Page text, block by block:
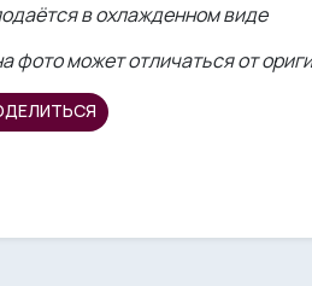
в охлажденном виде
фото может отличаться от